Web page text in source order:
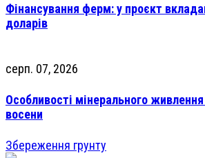
Фінансування ферм: у проєкт
доларів
серп. 07, 2026
Особливості мінерального
восени
Збереження грунту